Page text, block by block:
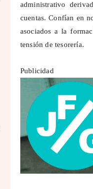
administrativo
cuentas. Confían en
asociados a la
tensión de tesorería.
Publicidad